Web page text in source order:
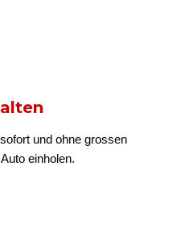
und ohne grossen
einholen.